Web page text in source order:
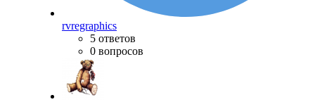
rvregraphics
5 ответов
0 вопросов